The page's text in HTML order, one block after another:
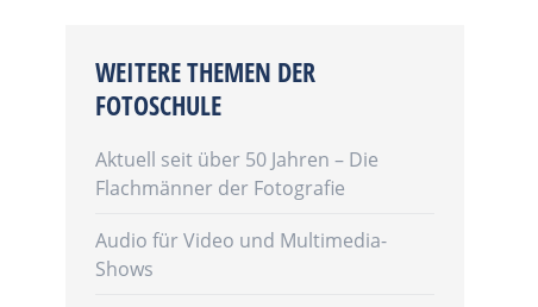
WEITERE THEMEN DER
FOTOSCHULE
Aktuell seit über 50 Jahren – Die
Flachmänner der Fotografie
Audio für Video und Multimedia-
Shows